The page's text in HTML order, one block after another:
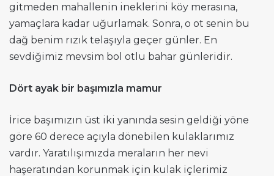
gitmeden mahallenin ineklerini köy merasına,
yamaçlara kadar uğurlamak. Sonra, o ot senin bu
dağ benim rızık telaşıyla geçer günler. En
sevdiğimiz mevsim bol otlu bahar günleridir.
Dört ayak bir başımızla mamur
İrice başımızın üst iki yanında sesin geldiği yöne
göre 60 derece açıyla dönebilen kulaklarımız
vardır. Yaratılışımızda meraların her nevi
haşeratından korunmak için kulak içlerimiz